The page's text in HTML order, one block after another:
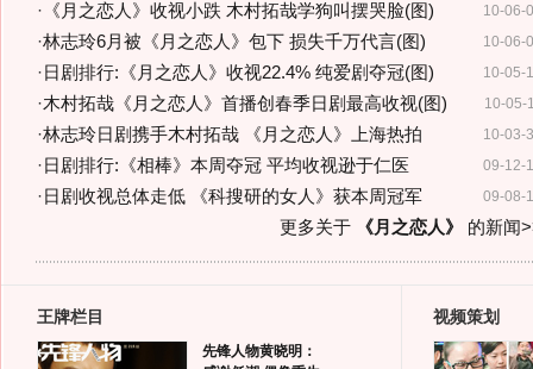
10-06-
· 《月之恋人》收视小跌 木村拓哉学狗叫摆哭脸(图)
10-06-
·林志玲6月被《月之恋人》包下 损失千万代言(图)
10-05-
· 日剧排行:《月之恋人》收视22.4% 纯爱剧夺冠(图)
10-05-
·木村拓哉《月之恋人》首播创春季日剧最高收视(图)
10-03-
·林志玲日剧携手木村拓哉 《月之恋人》上海热拍
09-12-
· 日剧排行:《相棒》本周夺冠 平均收视逊于仁医
09-08-
· 日剧收视总体走低 《科搜研的女人》获本周冠军
更多关于
《月之恋人》 的新闻
王牌栏目
先锋人物黄晓明：
视频策划